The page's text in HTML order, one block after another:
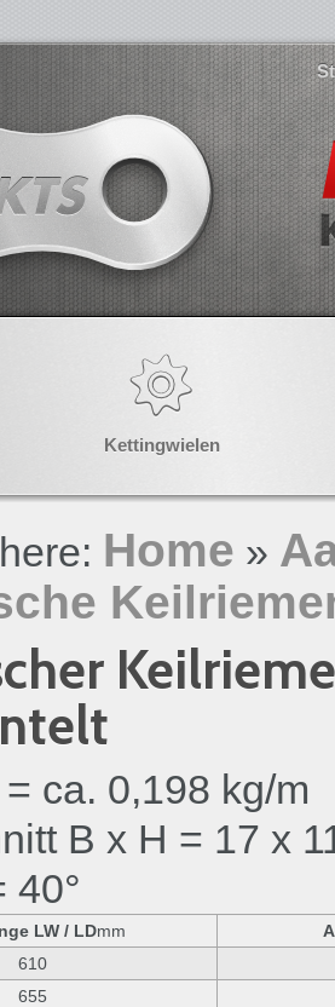
Kettingwielen
Home »
ca. 0,198 kg/m
B x H = 17 x
40°
LW / LDmm
610
655